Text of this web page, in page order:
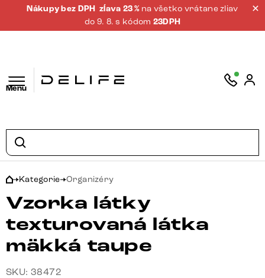
Nákupy bez DPH zĺava 23 % na všetko vrátane zliav
do 9. 8. s kódom 23DPH
Menu
Kategorie Organizéry
Vzorka látky
texturovaná látka
mäkká taupe
SKU: 38472